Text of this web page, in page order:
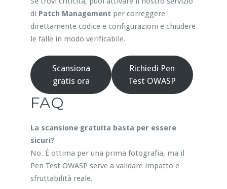
di Patch Management per correggere
direttamente codice e configurazioni e chiudere
le falle in modo verificabile.
Scansiona
gratis ora
Richiedi Pen
Test OWASP
FAQ
La scansione gratuita basta per essere
sicuri?
No. È ottima per una prima fotografia, ma il
Pen Test OWASP serve a validare impatto e
sfruttabilità reale.